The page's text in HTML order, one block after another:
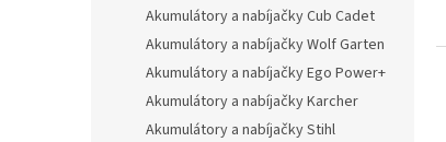
Akumulátory a nabíjačky Cub Cadet
Akumulátory a nabíjačky Wolf Garten
Akumulátory a nabíjačky Ego Power+
Akumulátory a nabíjačky Karcher
Akumulátory a nabíjačky Stihl